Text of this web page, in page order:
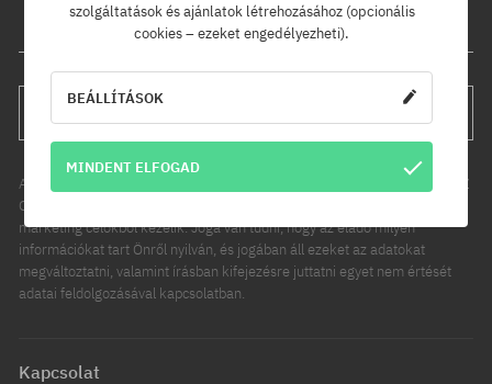
Az Ön személyes adatainak kezelője a COOL SPORT DISTRIBUTION SP Z
O O, székhelye: Modlniczka, ul. Handlowców 2. Személyes adatait
marketing célokból kezelik. Joga van tudni, hogy az eladó milyen
információkat tart Önről nyilván, és jogában áll ezeket az adatokat
megváltoztatni, valamint írásban kifejezésre juttatni egyet nem értését
adatai feldolgozásával kapcsolatban.
Kapcsolat
szolgáltatások és ajánlatok létrehozásához (opcionális
cookies – ezeket engedélyezheti).
BEÁLLÍTÁSOK
MINDENT ELFOGAD